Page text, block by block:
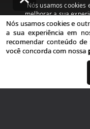
Nós usamos cookies
melhorar a sua
publicidade e
nossos serviços, você
Política de
Nós usamos cookies e
a sua experiência em
recomendar conteúdo de
você concorda com nossa